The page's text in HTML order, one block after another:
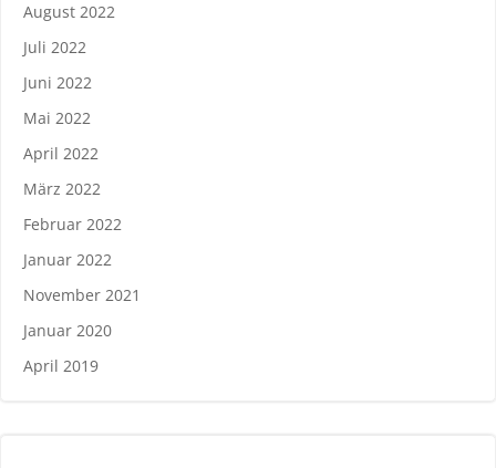
August 2022
Juli 2022
Juni 2022
Mai 2022
April 2022
März 2022
Februar 2022
Januar 2022
November 2021
Januar 2020
April 2019